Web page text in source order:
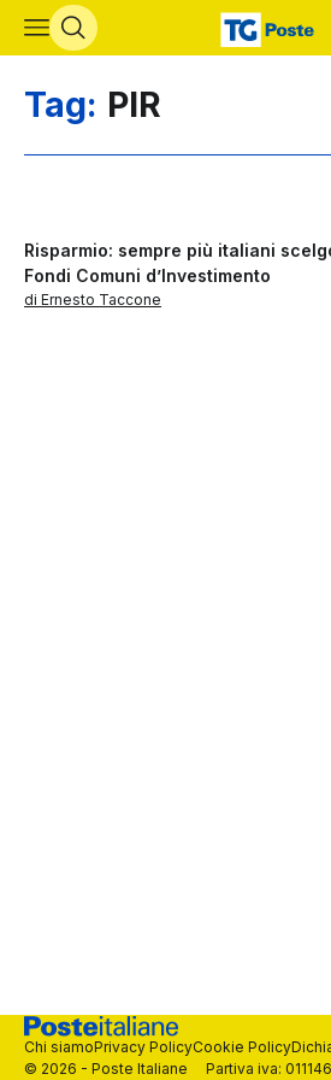
Vai al contenuto principale
Tag: PIR
Risparmio: sempre più italiani
Fondi Comuni d’Investimento
di Ernesto Taccone
© 2026 - Poste Italiane Partiva iva:
Chi siamoPrivacy PolicyCookie Policy